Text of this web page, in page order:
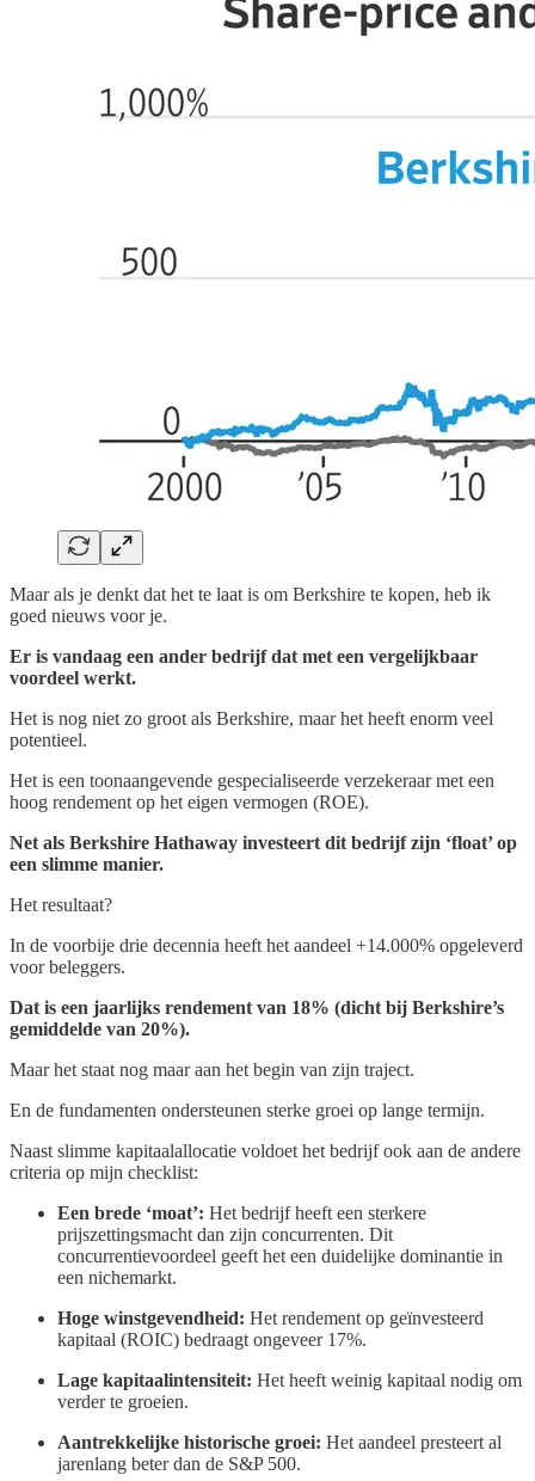
Maar als je denkt dat het te laat is om Berkshire te kopen, heb ik
goed nieuws voor je.
Er is vandaag een ander bedrijf dat met een vergelijkbaar
voordeel werkt.
Het is nog niet zo groot als Berkshire, maar het heeft enorm veel
potentieel.
Het is een toonaangevende gespecialiseerde verzekeraar met een
hoog rendement op het eigen vermogen (ROE).
Net als Berkshire Hathaway investeert dit bedrijf zijn ‘float’ op
een slimme manier.
Het resultaat?
In de voorbije drie decennia heeft het aandeel +14.000% opgeleverd
voor beleggers.
Dat is een jaarlijks rendement van 18% (dicht bij Berkshire’s
gemiddelde van 20%).
Maar het staat nog maar aan het begin van zijn traject.
En de fundamenten ondersteunen sterke groei op lange termijn.
Naast slimme kapitaalallocatie voldoet het bedrijf ook aan de andere
criteria op mijn checklist:
Een brede ‘moat’: Het bedrijf heeft een sterkere
prijszettingsmacht dan zijn concurrenten. Dit
concurrentievoordeel geeft het een duidelijke dominantie in
een nichemarkt.
Hoge winstgevendheid: Het rendement op geïnvesteerd
kapitaal (ROIC) bedraagt ongeveer 17%.
Lage kapitaalintensiteit: Het heeft weinig kapitaal nodig om
verder te groeien.
Aantrekkelijke historische groei: Het aandeel presteert al
jarenlang beter dan de S&P 500.